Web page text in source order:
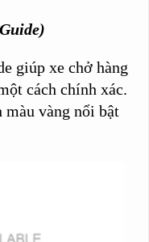
giúp xe chở hàng
cách chính xác.
vàng nổi bật